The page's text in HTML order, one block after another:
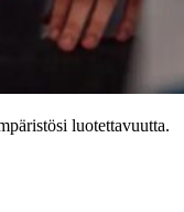
luotettavuutta.